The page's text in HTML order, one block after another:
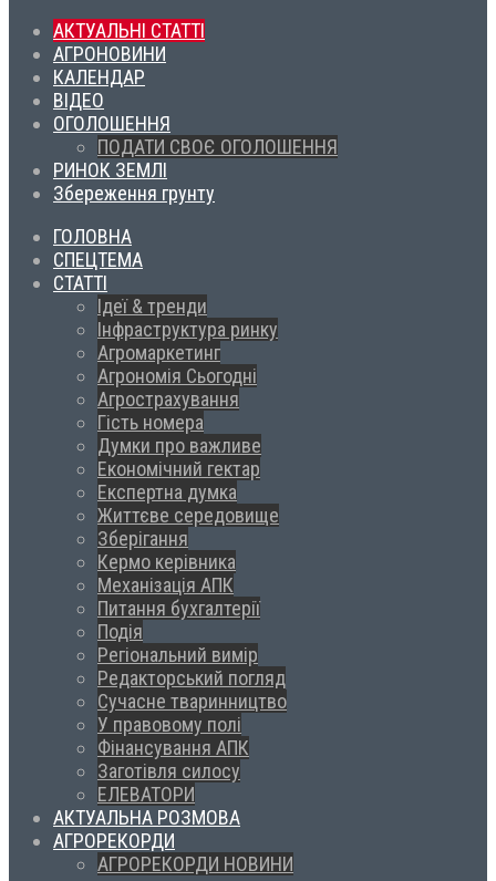
АКТУАЛЬНІ СТАТТІ
АГРОНОВИНИ
КАЛЕНДАР
ВІДЕО
ОГОЛОШЕННЯ
ПОДАТИ СВОЄ ОГОЛОШЕННЯ
РИНОК ЗЕМЛІ
Збереження грунту
ГОЛОВНА
СПЕЦТЕМА
СТАТТІ
Ідеї & тренди
Інфраструктура ринку
Агромаркетинг
Агрономія Сьогодні
Агрострахування
Гість номера
Думки про важливе
Економічний гектар
Експертна думка
Життєве середовище
Зберігання
Кермо керівника
Механізація АПК
Питання бухгалтерії
Подія
Регіональний вимір
Редакторський погляд
Сучасне тваринництво
У правовому полі
Фінансування АПК
Заготівля силосу
ЕЛЕВАТОРИ
АКТУАЛЬНА РОЗМОВА
АГРОРЕКОРДИ
АГРОРЕКОРДИ НОВИНИ